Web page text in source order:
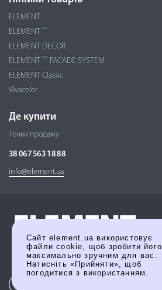
ELEMENT
ELEMENT
PRO
ELEMENT DECOR
ELEMENT
PRO
FACADE SYSTEM
ELEMENT Classic
Vivacolor
Де купити
Точки продажу
38 067 563 18 88
info@element.ua
Сайт element.ua використовує
файли cookie, щоб зробити його
максимально зручним для вас.
Натисніть «Прийняти», щоб
погодитися з використанням.